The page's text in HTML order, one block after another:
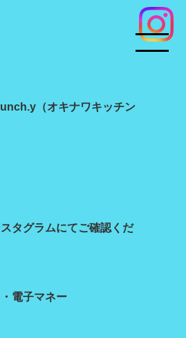
（オキナワキッチン
タグラムにてご確認くだ
電子マネー